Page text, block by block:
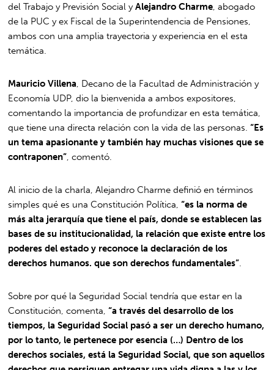
del Trabajo y Previsión Social yAlejandro Charme , abogado
de la PUC y ex Fiscal de la Superintendencia de Pensiones,
ambos con una amplia trayectoria y experiencia en el esta
temática.
Mauricio Villena , Decano de la Facultad de Administración y
Economía UDP, dio la bienvenida a ambos expositores,
comentando la importancia de profundizar en esta temática,
que tiene una directa relación con la vida de las personas.“Es
un tema apasionante y también hay muchas visiones que se
contraponen” , comentó.
Al inicio de la charla, Alejandro Charme definió en términos
simples qué es una Constitución Política, “es la norma de
más alta jerarquía que tiene el país, donde se establecen las
bases de su institucionalidad, la relación que existe entre los
poderes del estado y reconoce la declaración de los
derechos humanos. que son derechos fundamentales”
Sobre por qué la Seguridad Social tendría que estar en la
Constitución, comenta,“a través del desarrollo de los
tiempos, la Seguridad Social pasó a ser un derecho humano,
por lo tanto, le pertenece por esencia (…) Dentro de los
derechos sociales, está la Seguridad Social, que son aquellos